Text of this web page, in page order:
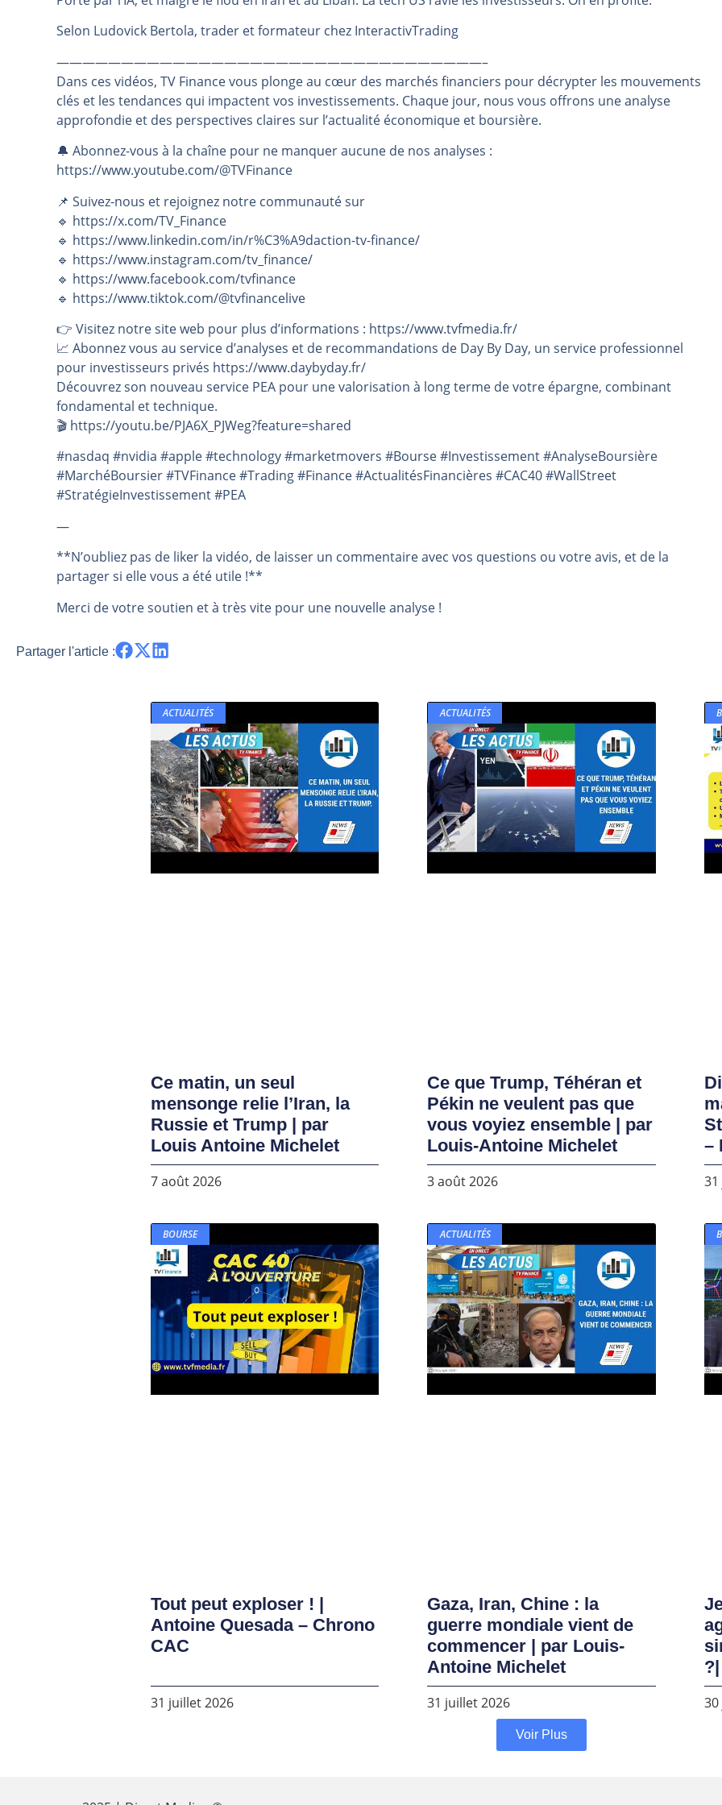
Les investisseurs y croient toujours | Point Stratégique Hebdomadaire – Éric Galiègue
Une inertie haussière qui ralentit | Antoine Quesada – Chrono CAC
Pourquoi le monde entier vacille en même temps cette semaine ? | par Louis-Antoine Michelet
WTI : Explosion mais réserves au plus bas | Denis Desclos – Market Movers
Selon Ludovick Bertola, trader et formateur chez InteractivTrading
—————————————————————————————————–
Dans ces vidéos, TV Finance vous plonge au cœur des marchés financiers pour décrypter les mouvements
clés et les tendances qui impactent vos investissements. Chaque jour, nous vous offrons une analyse
approfondie et des perspectives claires sur l’actualité économique et boursière.
🔔 Abonnez-vous à la chaîne pour ne manquer aucune de nos analyses :
https://www.youtube.com/@TVFinance
📌 Suivez-nous et rejoignez notre communauté sur
🔹 https://x.com/TV_Finance
🔹 https://www.linkedin.com/in/r%C3%A9daction-tv-finance/
🔹 https://www.instagram.com/tv_finance/
🔹 https://www.facebook.com/tvfinance
🔹 https://www.tiktok.com/@tvfinancelive
👉️ Visitez notre site web pour plus d’informations : https://www.tvfmedia.fr/
📈 Abonnez vous au service d’analyses et de recommandations de Day By Day, un service professionnel
pour investisseurs privés https://www.daybyday.fr/
Découvrez son nouveau service PEA pour une valorisation à long terme de votre épargne, combinant
fondamental et technique.
🎬️ https://youtu.be/PJA6X_PJWeg?feature=shared
#nasdaq #nvidia #apple #technology #marketmovers #Bourse #Investissement #AnalyseBoursière
#MarchéBoursier #TVFinance #Trading #Finance #ActualitésFinancières #CAC40 #WallStreet
#StratégieInvestissement #PEA
—
**N’oubliez pas de liker la vidéo, de laisser un commentaire avec vos questions ou votre avis, et de la
partager si elle vous a été utile !**
Merci de votre soutien et à très vite pour une nouvelle analyse !
Partager l'article :
ACTUALITÉS
Ce matin, un seul
mensonge relie l’Iran, la
Russie et Trump | par
Louis Antoine Michelet
7 août 2026
ACTUALITÉS
Ce que Trump, Téhéran et
Pékin ne veulent pas que
vous voyiez ensemble | par
Louis-Antoine Michelet
3 août 2026
–
BOURSE
Tout peut exploser ! |
Antoine Quesada – Chrono
CAC
31 juillet 2026
ACTUALITÉS
Gaza, Iran, Chine : la
guerre mondiale vient de
commencer | par Louis-
Antoine Michelet
31 juillet 2026
Voir Plus